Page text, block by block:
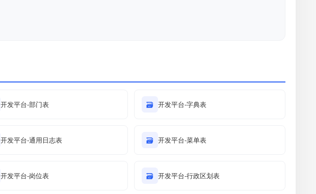
开发平台-部门表 🗃 开发平台-字典表
开发平台-通用日志表 🗃 开发平台-菜单表
开发平台-岗位表 🗃 开发平台-行政区划表